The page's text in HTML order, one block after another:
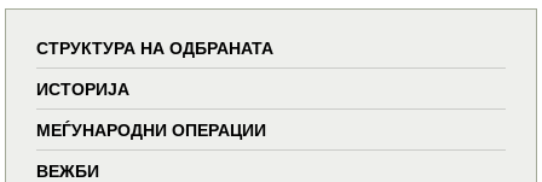
СТРУКТУРА НА ОДБРАНАТА
ИСТОРИЈА
МЕЃУНАРОДНИ ОПЕРАЦИИ
ВЕЖБИ